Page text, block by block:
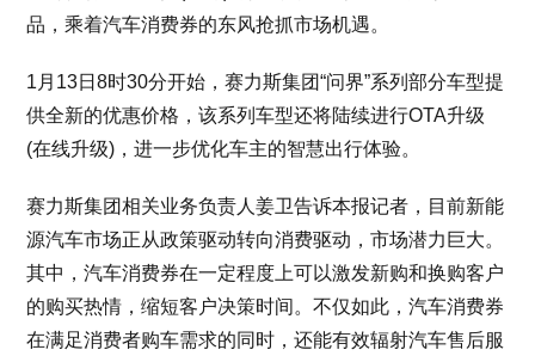
品，乘着汽车消费券的东风抢抓市场机遇。
1月13日8时30分开始，赛力斯集团“问界”系列部分车型提
供全新的优惠价格，该系列车型还将陆续进行OTA升级
(在线升级)，进一步优化车主的智慧出行体验。
赛力斯集团相关业务负责人姜卫告诉本报记者，目前新能
源汽车市场正从政策驱动转向消费驱动，市场潜力巨大。
其中，汽车消费券在一定程度上可以激发新购和换购客户
的购买热情，缩短客户决策时间。不仅如此，汽车消费券
在满足消费者购车需求的同时，还能有效辐射汽车售后服